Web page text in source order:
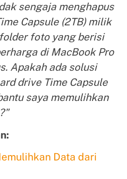
sengaja menghapus
Capsule (2TB) milik
foto yang berisi
di MacBook Pro
Apakah ada solusi
drive Time Capsule
saya memulihkan
Data dari